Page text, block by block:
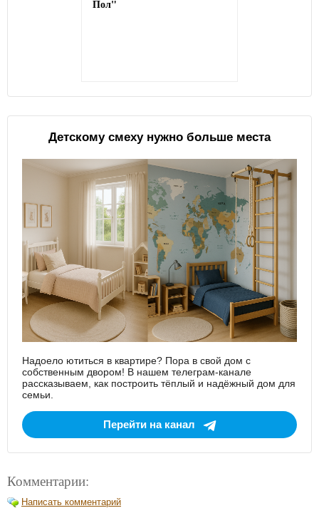
Пол"
Детскому смеху нужно больше места
Надоело ютиться в квартире? Пора в свой дом с
собственным двором! В нашем телеграм-канале
рассказываем, как построить тёплый и надёжный дом для
семьи.
Перейти на канал
Комментарии:
Написать комментарий